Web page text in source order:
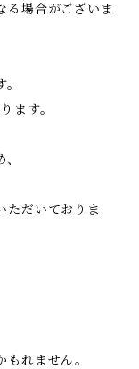
る場合がございま
ます。
ただいておりま
れません。